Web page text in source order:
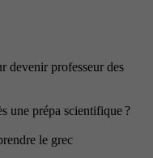
devenir professeur des
une prépa scientifique ?
le grec